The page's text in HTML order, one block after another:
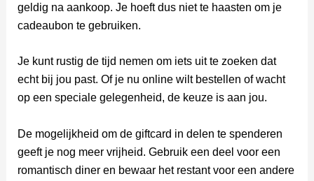
geldig na aankoop. Je hoeft dus niet te haasten om je
cadeaubon te gebruiken.
Je kunt rustig de tijd nemen om iets uit te zoeken dat
echt bij jou past. Of je nu online wilt bestellen of wacht
op een speciale gelegenheid, de keuze is aan jou.
De mogelijkheid om de giftcard in delen te spenderen
geeft je nog meer vrijheid. Gebruik een deel voor een
romantisch diner en bewaar het restant voor een andere